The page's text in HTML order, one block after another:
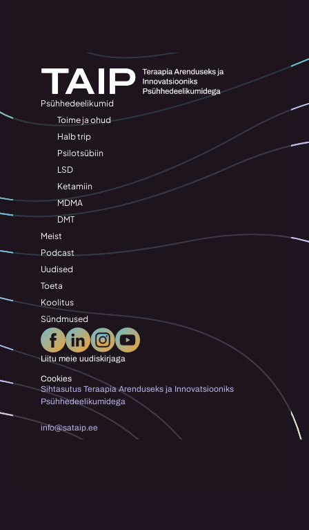
Psühhedeelikumid
Toime ja ohud
Halb trip
Psilotsübiin
LSD
Ketamiin
MDMA
DMT
Meist
Podcast
Uudised
Toeta
Koolitus
Sündmused
Liitu meie uudiskirjaga
Cookies
Sihtasutus Teraapia Arenduseks ja Innovatsiooniks
Psühhedeelikumidega
info@sataip.ee